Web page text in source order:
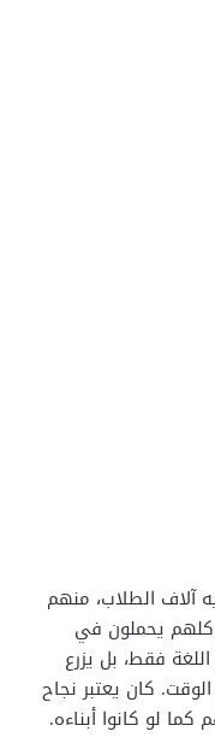
آلاف الطلاب، منهم
يحملون في
فقط، بل يزرع
كان يعتبر نجاح
لو كانوا أبناءه.